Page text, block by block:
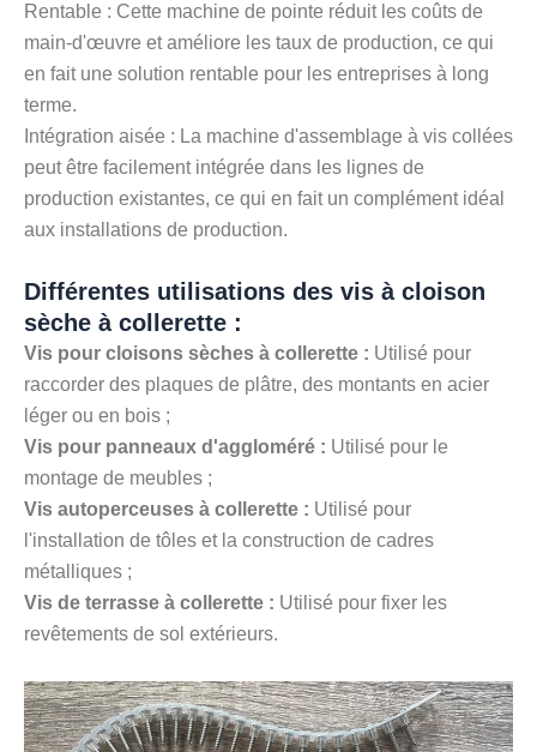
Rentable : Cette machine de pointe réduit les coûts de
main-d'œuvre et améliore les taux de production, ce qui
en fait une solution rentable pour les entreprises à long
terme.
Intégration aisée : La machine d'assemblage à vis collées
peut être facilement intégrée dans les lignes de
production existantes, ce qui en fait un complément idéal
aux installations de production.
Différentes utilisations des vis à cloison
sèche à collerette :
Vis pour cloisons sèches à collerette : Utilisé pour
raccorder des plaques de plâtre, des montants en acier
léger ou en bois ;
Vis pour panneaux d'aggloméré : Utilisé pour le
montage de meubles ;
Vis autoperceuses à collerette : Utilisé pour
l'installation de tôles et la construction de cadres
métalliques ;
Vis de terrasse à collerette : Utilisé pour fixer les
revêtements de sol extérieurs.